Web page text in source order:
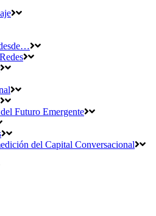
Futuro Emergente
del Capital Conversacional